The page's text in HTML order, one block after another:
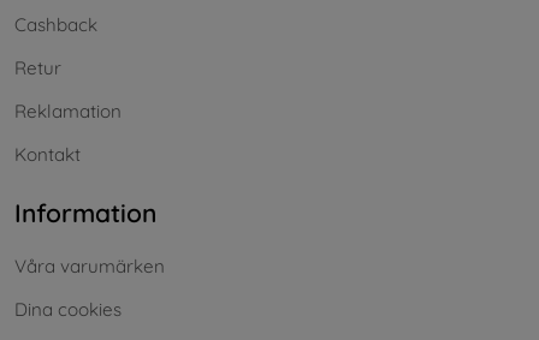
Cashback
Retur
Reklamation
Kontakt
Information
Våra varumärken
Dina cookies